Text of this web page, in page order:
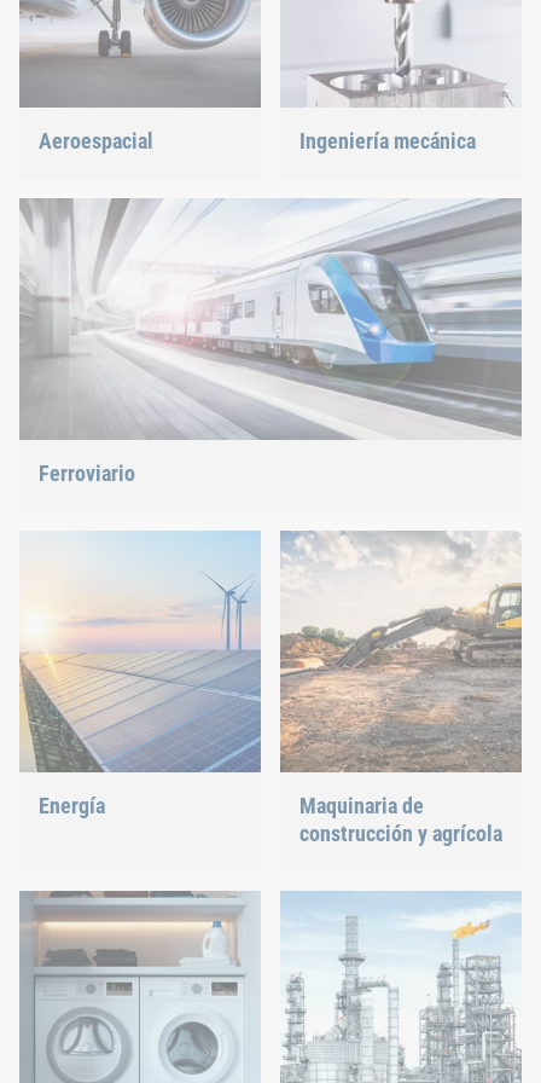
Aeroespacial
máxima seguridad con el
mínimo peso: Ofrecemos la
solución idónea.
Ingeniería mecánica
innovador con nuestras
innovadoras soluciones de
unión.
Ferroviario
remaches ciegos, clinchado o gestión de piezas C.
Energía
hacemos nuestra parte
para dar forma al futuro
energético.
Maquinaria de
construcción y agrícola
meteorológicas, los
efectos de fuerza
permanentes por vibración
y la utilización de
capacidad irregular
afectan significativamente
a los componentes
individuales. Estas